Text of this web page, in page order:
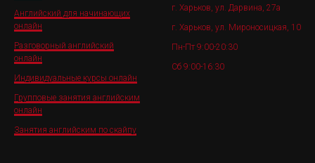
Английский для начинающих
онлайн
Разговорный английский
онлайн
Индивидуальные курсы онлайн
Групповые занятия английским
онлайн
Занятия английским по скайпу
г. Харьков, ул. Дарвина, 27а
г. Харьков, ул. Мироносицкая, 10
Пн-Пт 9:00-20:30
Сб 9:00-16:30